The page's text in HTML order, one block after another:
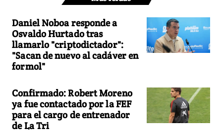
Daniel Noboa responde a
Osvaldo Hurtado tras
llamarlo "criptodictador":
"Sacan de nuevo al cadáver en
formol"
Confirmado: Robert Moreno
ya fue contactado por la FEF
para el cargo de entrenador
de La Tri